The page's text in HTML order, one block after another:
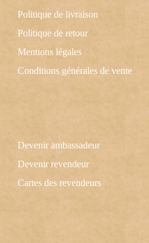
Devenir ambassadeur
Devenir revendeur
Cartes des revendeurs
Politique de livraison
Politique de retour
Mentions légales
Conditions générales de vente